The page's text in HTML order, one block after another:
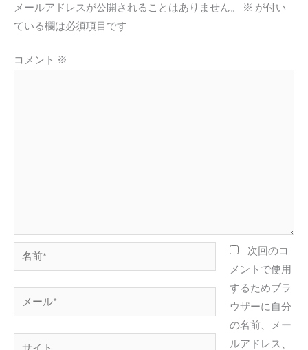
メールアドレスが公開されることはありません。 ※ が付い
ている欄は必須項目です
コメント ※
前
*
ー
ル
次回のコ
メントで使用
するためブラ
ウザーに自分
の名前、メー
ルアドレス、